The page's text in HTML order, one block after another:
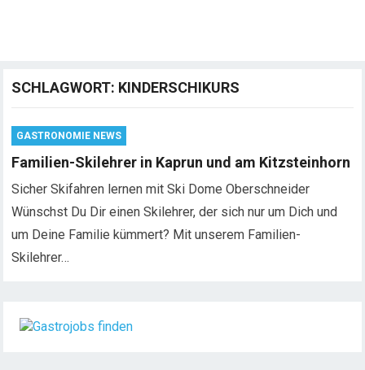
SCHLAGWORT: KINDERSCHIKURS
GASTRONOMIE NEWS
Familien-Skilehrer in Kaprun und am Kitzsteinhorn
Sicher Skifahren lernen mit Ski Dome Oberschneider
Wünschst Du Dir einen Skilehrer, der sich nur um Dich und
um Deine Familie kümmert? Mit unserem Familien-
Skilehrer…